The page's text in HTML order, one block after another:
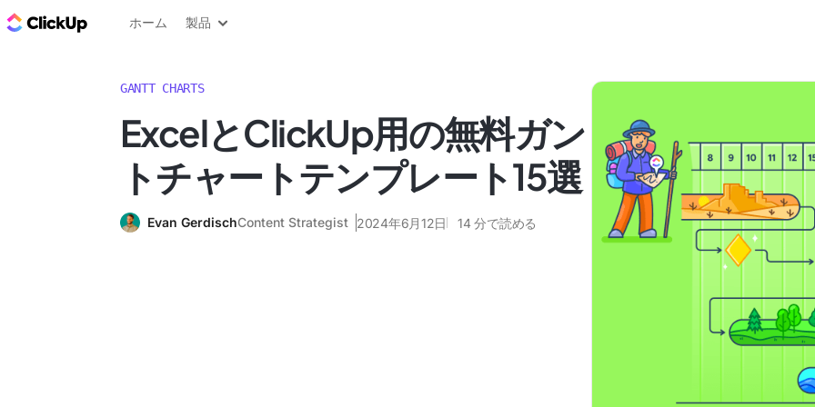
ClickUp ブログ
ホーム 製品
GANTT CHARTS
ExcelとClickUp用の無料ガン
トチャートテンプレート15選
Evan GerdischContent Strategist 2024年6月12日 14 分で読める